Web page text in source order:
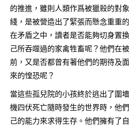
的推進，雖則人類作爲被獵殺的對
綫，是被營造出了緊張而懸念重重
在矛盾之中，讀者是否能夠切身置
己所吞噬過的家禽牲畜呢？他們在
前，又是否都曾有著他們的期待及
來的惶恐呢？
當這些孤兒院的小孩終於逃出了圍
機四伏死亡隨時發生的世界時，他
己的能力來求得生存。他們擁有了